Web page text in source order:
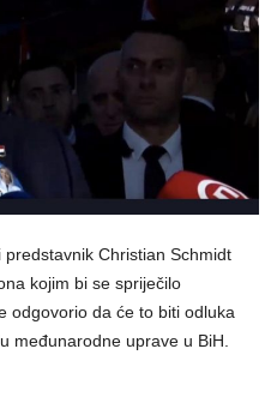
Christian Schmidt
kojim bi se spriječilo
odgovorio da će to biti odluka
međunarodne uprave u BiH.